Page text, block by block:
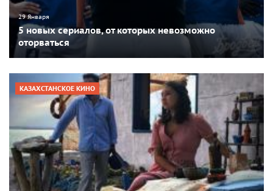
29 Января
5 новых сериалов, от которых невозможно
оторваться
КАЗАХСТАНСКОЕ КИНО